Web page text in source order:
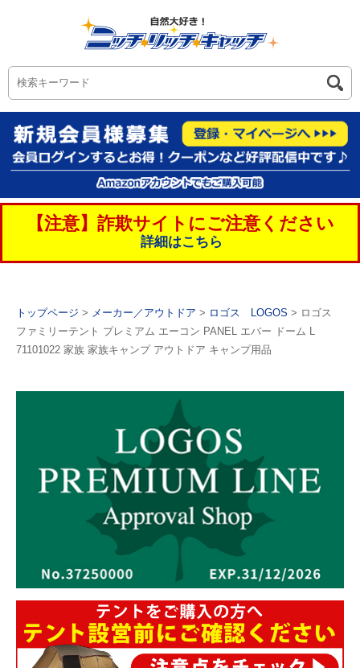
【注意】詐欺サイトにご注意ください
詳細はこちら
トップページ > メーカー／アウトドア > ロゴス LOGOS > ロゴス
ファミリーテント プレミアム エーコン PANEL エバー ドーム L
71101022 家族 家族キャンプ アウトドア キャンプ用品